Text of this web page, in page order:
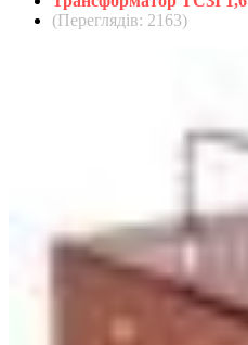
(Переглядів: 2163)